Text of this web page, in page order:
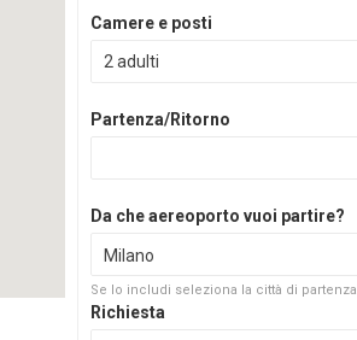
Camere e posti
2 adulti
Partenza/Ritorno
Da che aereoporto vuoi partire?
Milano
Se lo includi seleziona la città di partenza
Richiesta